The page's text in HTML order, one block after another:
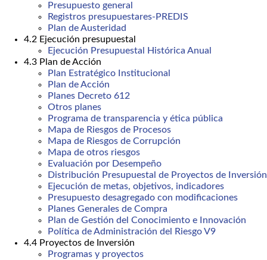
Presupuesto general
Registros presupuestares-PREDIS
Plan de Austeridad
4.2 Ejecución presupuestal
Ejecución Presupuestal Histórica Anual
4.3 Plan de Acción
Plan Estratégico Institucional
Plan de Acción
Planes Decreto 612
Otros planes
Programa de transparencia y ética pública
Mapa de Riesgos de Procesos
Mapa de Riesgos de Corrupción
Mapa de otros riesgos
Evaluación por Desempeño
Distribución Presupuestal de Proyectos de Inversión
Ejecución de metas, objetivos, indicadores
Presupuesto desagregado con modificaciones
Planes Generales de Compra
Plan de Gestión del Conocimiento e Innovación
Política de Administración del Riesgo V9
4.4 Proyectos de Inversión
Programas y proyectos